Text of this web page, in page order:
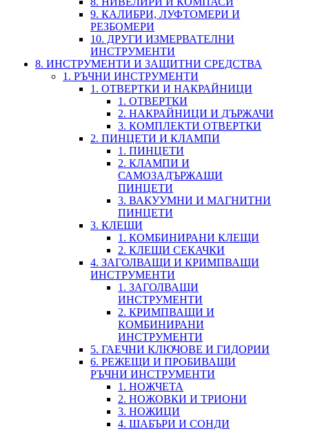
9. КАЛИБРИ, ЛУФТОМЕРИ И
РЕЗБОМЕРИ
10. ДРУГИ ИЗМЕРВАТЕЛНИ
ИНСТРУМЕНТИ
8. ИНСТРУМЕНТИ И ЗАЩИТНИ СРЕДСТВА
1. РЪЧНИ ИНСТРУМЕНТИ
1. ОТВЕРТКИ И НАКРАЙНИЦИ
1. ОТВЕРТКИ
2. НАКРАЙНИЦИ И ДЪРЖАЧИ
3. КОМПЛЕКТИ ОТВЕРТКИ
2. ПИНЦЕТИ И КЛАМПИ
1. ПИНЦЕТИ
2. КЛАМПИ И
САМОЗАДЪРЖАЩИ
ПИНЦЕТИ
3. ВАКУУМНИ И МАГНИТНИ
ПИНЦЕТИ
3. КЛЕЩИ
1. КОМБИНИРАНИ КЛЕЩИ
2. КЛЕЩИ СЕКАЧКИ
4. ЗАГОЛВАЩИ И КРИМПВАЩИ
ИНСТРУМЕНТИ
1. ЗАГОЛВАЩИ
ИНСТРУМЕНТИ
2. КРИМПВАЩИ И
КОМБИНИРАНИ
ИНСТРУМЕНТИ
5. ГАЕЧНИ КЛЮЧОВЕ И ГИДОРИИ
6. РЕЖЕЩИ И ПРОБИВАЩИ
РЪЧНИ ИНСТРУМЕНТИ
1. НОЖЧЕТА
2. НОЖОВКИ И ТРИОНИ
3. НОЖИЦИ
4. ШАБЪРИ И СОНДИ